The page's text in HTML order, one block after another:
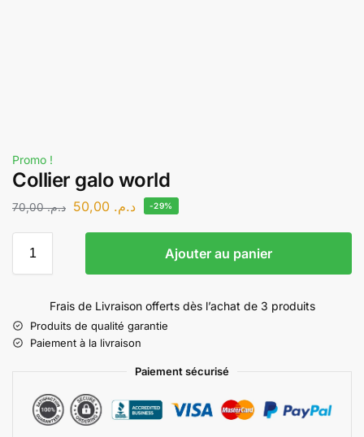
Promo !
Collier galo world
د.م.70,00 د.م. -29%
Ajouter au panier
Frais de Livraison offerts dès l’achat de 3 produits
Produits de qualité garantie
Paiement à la livraison
Paiement sécurisé